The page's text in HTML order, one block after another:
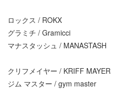
ロックス / ROKX
グラミチ / Gramicci
マナスタッシュ / MANASTASH
クリフメイヤー / KRIFF MAYER
ジム マスター / gym master